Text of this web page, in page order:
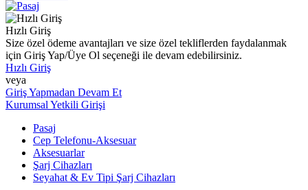
Hızlı Giriş
Size özel ödeme avantajları ve size özel tekliflerden faydalanmak
için Giriş Yap/Üye Ol seçeneği ile devam edebilirsiniz.
Hızlı Giriş
veya
Giriş Yapmadan Devam Et
Kurumsal Yetkili Girişi
Pasaj
Cep Telefonu-Aksesuar
Aksesuarlar
Şarj Cihazları
Seyahat & Ev Tipi Şarj Cihazları